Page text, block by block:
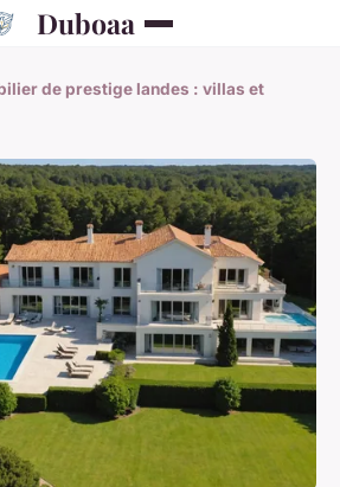
Duboaa
de prestige landes : villas et